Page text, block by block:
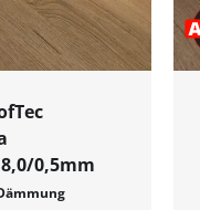
0,5mm